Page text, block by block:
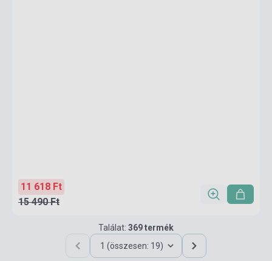
11 618 Ft
15 490 Ft
Találat: 369 termék
1 (összesen: 19)